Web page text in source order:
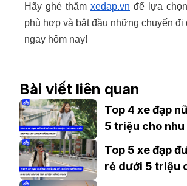
Hãy ghé thăm xedap.vn để lựa
phù hợp và bắt đầu những chuyến đi
ngay hôm nay!
Bài viết liên quan
Top 4 xe đạp
5 triệu cho nhu
tập luyện hàng
Top 5 xe đạp
rẻ dưới 5 triệu
đạp xe tập